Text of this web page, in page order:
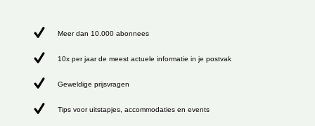
Meer dan 10.000 abonnees
10x per jaar de meest actuele informatie in je postvak
Geweldige prijsvragen
Tips voor uitstapjes, accommodaties en events